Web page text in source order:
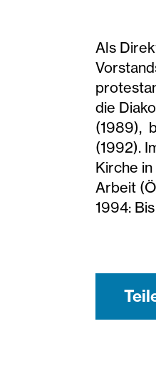
Als
die
(1989),
(1992).
Kirche
Arbeit
1994: